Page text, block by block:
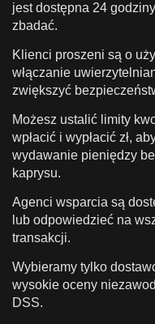
jest dostępna 24
zbadać.
Klienci proszeni są o
włączanie
zwiększyć
Możesz ustalić limity
wpłacić i wypłacić zł,
wydawanie pieniędzy
kaprysu.
Agenci wsparcia są
lub odpowiedzieć na
transakcji.
Wybieramy tylko
wysokie oceny
DSS.